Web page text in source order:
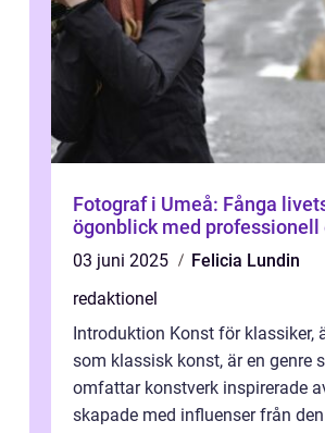
Fotograf i Umeå: Fånga
ögonblick med professionell
03 juni 2025
Felicia Lundin
redaktionel
Introduktion Konst för klassiker,
som klassisk konst, är en genre
omfattar konstverk inspirerade
skapade med influenser från